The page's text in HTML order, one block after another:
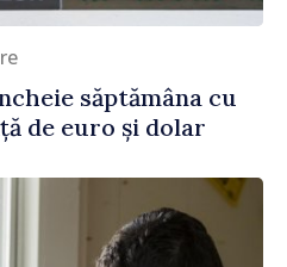
săptămâna cu
de euro și dolar